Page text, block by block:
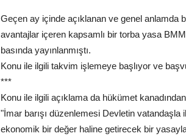
Geçen ay içinde açıklanan ve genel
avantajlar içeren kapsamlı bir torba yasa
basında yayınlanmıştı.
Konu ile ilgili takvim işlemeye başlıyor ve
***
Konu ile ilgili açıklama da hükümet
"İmar barışı düzenlemesi Devletin vatandaşla
ekonomik bir değer haline getirecek bir